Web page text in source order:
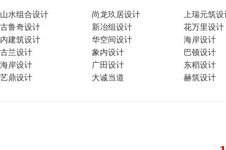
山水组合设计 尚龙玖居设计
上瑞元筑
古鲁奇设计
新冶组设计
花万里设计
内建筑设计
华空间设计
海岸设计
古兰设计
象内设计
巴顿设计
海岸设计
广田设计
东稻设计
艺鼎设计
大诚当道 赫筑设计